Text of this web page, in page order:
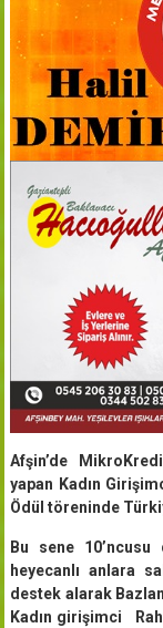
Afşin’de
yapan Kadın
Ödül töreninde
Bu sene
heyecanlı anlara
destek alarak
Kadın girişimci